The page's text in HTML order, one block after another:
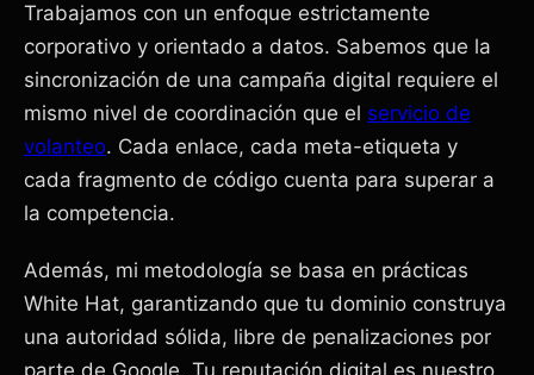
Trabajamos con un enfoque estrictamente
corporativo y orientado a datos. Sabemos que la
sincronización de una campaña digital requiere el
mismo nivel de coordinación que el servicio de
volanteo. Cada enlace, cada meta-etiqueta y
cada fragmento de código cuenta para superar a
la competencia.
Además, mi metodología se basa en prácticas
White Hat, garantizando que tu dominio construya
una autoridad sólida, libre de penalizaciones por
parte de Google. Tu reputación digital es nuestro